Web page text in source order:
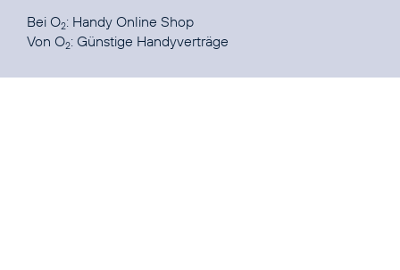
Bei O2: Handy Online Shop
Von O2: Günstige Handyverträge